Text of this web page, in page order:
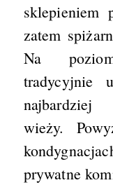
sklepieniem
zatem
Na
tradycyjnie
najbardziej
wieży.
prywatne